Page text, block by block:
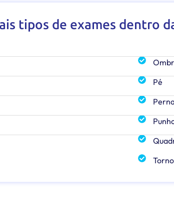
tipos de exames dentro
Pé